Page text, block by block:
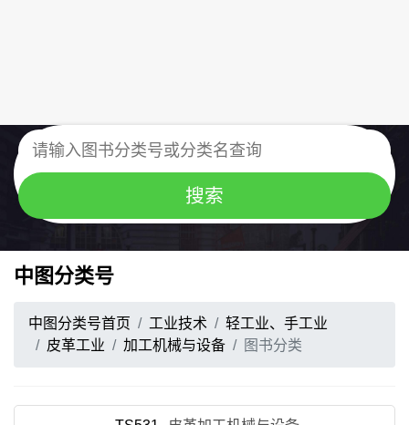
中图分类号
中图分类号首页 工业技术
轻工业、手工业
皮革工业
加工机械与设备 图书分类